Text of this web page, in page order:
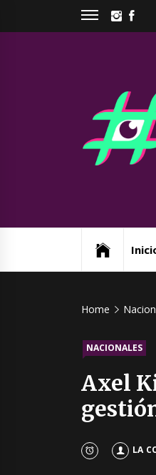
Home
NACIONALES
Axel
LA